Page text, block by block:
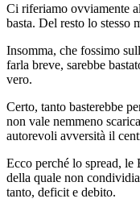
Ci riferiamo ovviamente
basta. Del resto lo stesso
Insomma, che fossimo
farla breve, sarebbe
vero.
Certo, tanto basterebbe
non vale nemmeno
autorevoli avversità il
Ecco perché lo spread,
della quale non
tanto, deficit e debito.